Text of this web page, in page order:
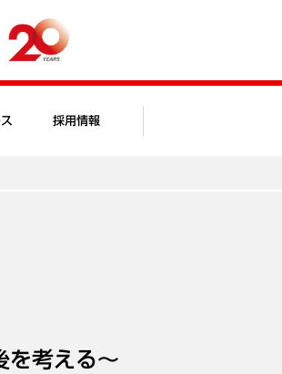
採用情報
を考える～